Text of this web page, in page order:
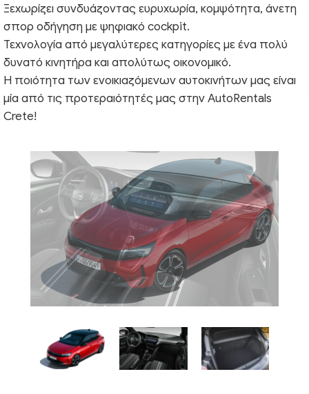
Ξεχωρίζει συνδυάζοντας ευρυχωρία, κομψότητα, άνετη
σπορ οδήγηση με ψηφιακό cockpit.
Τεχνολογία από μεγαλύτερες κατηγορίες με ένα πολύ
δυνατό κινητήρα και απολύτως οικονομικό.
Η ποιότητα των ενοικιαζόμενων αυτοκινήτων μας είναι
μία από τις προτεραιότητές μας στην AutoRentals
Crete!